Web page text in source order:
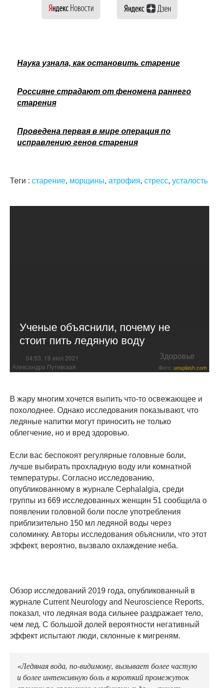
Наука узнала, как остановить старение
Россияне страдают от феномена раннего
старения
Проведена первая в мире операция по
исправлению генов старения
Теги : старение, морщины, атрофия, стресс, усталость
Ученые объяснили, почему не
стоит пить ледяную воду
04:53, 19 июл 2021 Здоровье
Александра Путивская Фото: unsplash.com
В жару многим хочется выпить что-то освежающее и
похолоднее. Однако исследования показывают, что
ледяные напитки могут приносить не только
облегчение, но и вред здоровью.
Если вас беспокоят регулярные головные боли,
лучше выбирать прохладную воду или комнатной
температуры. Согласно исследованию,
опубликованному в журнале Cephalalgia, среди
группы из 669 исследованных женщин 51 сообщила о
появлении головной боли после употребления
приблизительно 150 мл ледяной воды через
соломинку. Авторы исследования объяснили, что этот
эффект, вероятно, вызвало охлаждение неба.
Обзор исследований 2019 года, опубликованный в
журнале Current Neurology and Neuroscience Reports,
показал, что ледяная вода сильнее раздражает тело,
чем лед. С большой долей вероятности негативный
эффект испытают люди, склонные к мигреням.
«Ледяная вода, по-видимому, вызывает более частую
и более интенсивную боль в короткий промежуток